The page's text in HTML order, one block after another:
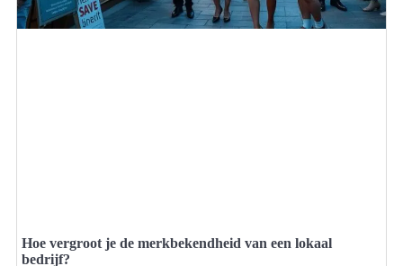
Hoe vergroot je de merkbekendheid van een lokaal
bedrijf?